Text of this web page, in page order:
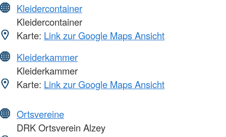
Kleidercontainer
Kleidercontainer
Karte: Link zur Google Maps Ansicht
Kleiderkammer
Kleiderkammer
Karte: Link zur Google Maps Ansicht
Ortsvereine
DRK Ortsverein Alzey